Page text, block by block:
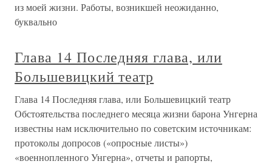
из моей жизни. Работы, возникшей неожиданно,
буквально
Глава 14 Последняя глава, или
Большевицкий театр
Глава 14 Последняя глава, или Большевицкий театр
Обстоятельства последнего месяца жизни барона Унгерна
известны нам исключительно по советским источникам:
протоколы допросов («опросные листы»)
«военнопленного Унгерна», отчеты и рапорты,